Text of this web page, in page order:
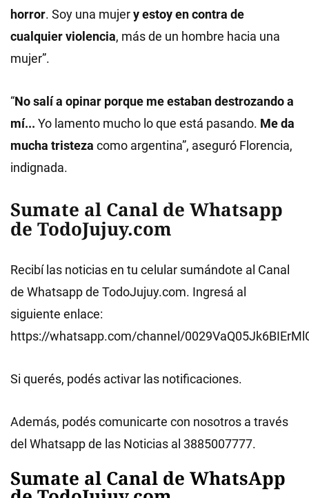
horror. Soy una mujery estoy en contra de
cualquier violencia, más de un hombre hacia una
mujer”.
“No salí a opinar porque me estaban destrozando a
mí... Yo lamento mucho lo que está pasando. Me da
mucha tristeza como argentina”, aseguró Florencia,
indignada.
Sumate al Canal de Whatsapp
de TodoJujuy.com
Recibí las noticias en tu celular sumándote al Canal
de Whatsapp de TodoJujuy.com. Ingresá al
siguiente enlace:
https://whatsapp.com/channel/
Si querés, podés activar las notificaciones.
Además, podés comunicarte con nosotros a través
del Whatsapp de las Noticias al 3885007777.
Sumate al Canal de WhatsApp